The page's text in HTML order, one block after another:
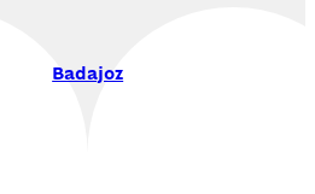
Badajoz